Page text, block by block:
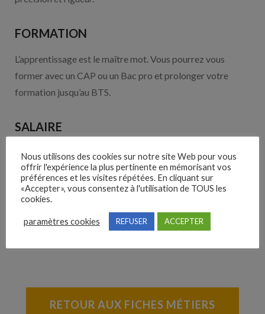
FORMATION
L’apprentissage est le maître mot. Vous pourrez vous
former avec un CAP ou un Bac pro et prolonger votre
formation jusqu’au BTS.
SALAIRE
Débutant au Smic.
EVOLUTION
Devenir chef d’atelier, ouvrir son propre atelier ou se
diriger vers la peinture artistique.
RETOUR AUX FICHES MÉTIERS
Nous utilisons des cookies sur notre site Web pour vous
offrir l'expérience la plus pertinente en mémorisant vos
préférences et les visites répétées. En cliquant sur
«Accepter», vous consentez à l'utilisation de TOUS les
cookies.
paramètres cookies REFUSER ACCEPTER